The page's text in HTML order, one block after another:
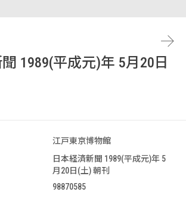
1989(平成元)年 5月20日
江戸東京博物館
日本経済新聞 1989(平成元)年 5
月20日(土) 朝刊
98870585